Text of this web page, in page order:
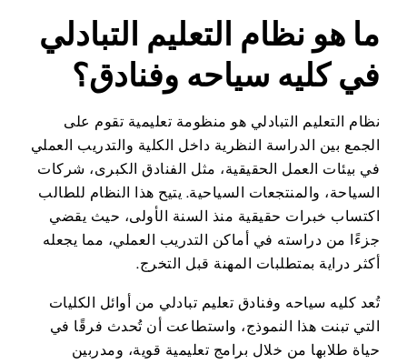
ما هو نظام التعليم التبادلي
في كليه سياحه وفنادق؟
نظام التعليم التبادلي هو منظومة تعليمية تقوم على
الجمع بين الدراسة النظرية داخل الكلية والتدريب العملي
في بيئات العمل الحقيقية، مثل الفنادق الكبرى، شركات
السياحة، والمنتجعات السياحية. يتيح هذا النظام للطالب
اكتساب خبرات حقيقية منذ السنة الأولى، حيث يقضي
جزءًا من دراسته في أماكن التدريب العملي، مما يجعله
أكثر دراية بمتطلبات المهنة قبل التخرج.
تُعد كليه سياحه وفنادق تعليم تبادلي من أوائل الكليات
التي تبنت هذا النموذج، واستطاعت أن تُحدث فرقًا في
حياة طلابها من خلال برامج تعليمية قوية، ومدربين